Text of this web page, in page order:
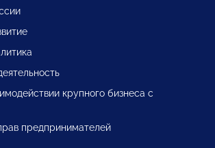
крупного бизнеса с
предпринимателей